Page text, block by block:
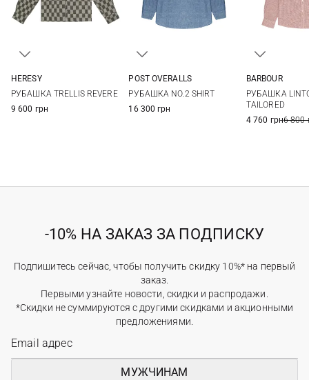
HERESY
РУБАШКА TRELLIS REVERE
9 600 грн
POST OVERALLS
РУБАШКА NO.2 SHIRT
16 300 грн
XXL
3XL
BARBOUR
РУБАШКА
TAILORED
4 760 грн6 800
-10% НА ЗАКАЗ ЗА ПОДПИСКУ
Подпишитесь сейчас, чтобы получить скидку 10%* на первый
заказ.
Первыми узнайте новости, скидки и распродажи.
*Скидки не суммируются с другими скидками и акционными
предложениями.
МУЖЧИНАМ